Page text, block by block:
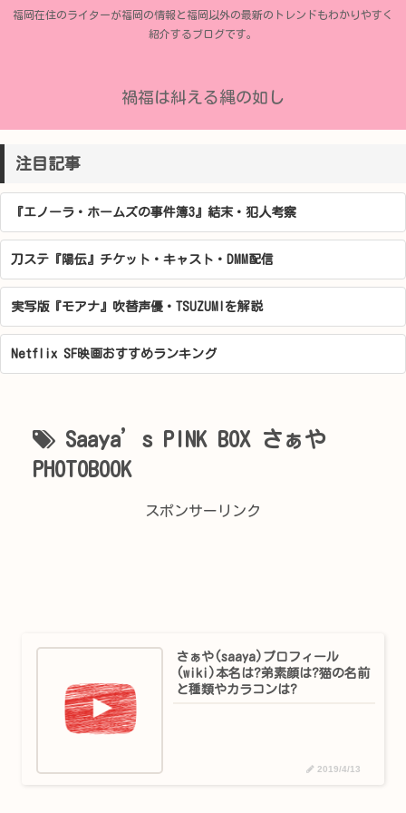
福岡在住のライターが福岡の情報と福岡以外の最新のトレンドもわかりやすく
紹介するブログです。
禍福は糾える縄の如し
注目記事
『エノーラ・ホームズの事件簿3』結末・犯人考察
刀ステ『陽伝』チケット・キャスト・DMM配信
実写版『モアナ』吹替声優・TSUZUMIを解説
Netflix SF映画おすすめランキング
Saaya’s PINK BOX さぁや
PHOTOBOOK
スポンサーリンク
さぁや(saaya)プロフィール
(wiki)本名は?弟素顔は?猫の名前
と種類やカラコンは?
2019/4/13